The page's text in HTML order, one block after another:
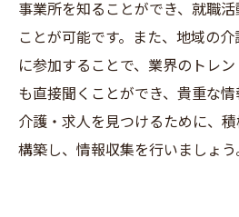
事業所を知ることができ、就職
ことが可能です。また、地域の
に参加することで、業界のトレ
も直接聞くことができ、貴重な
介護・求人を見つけるために、
構築し、情報収集を行いましょう